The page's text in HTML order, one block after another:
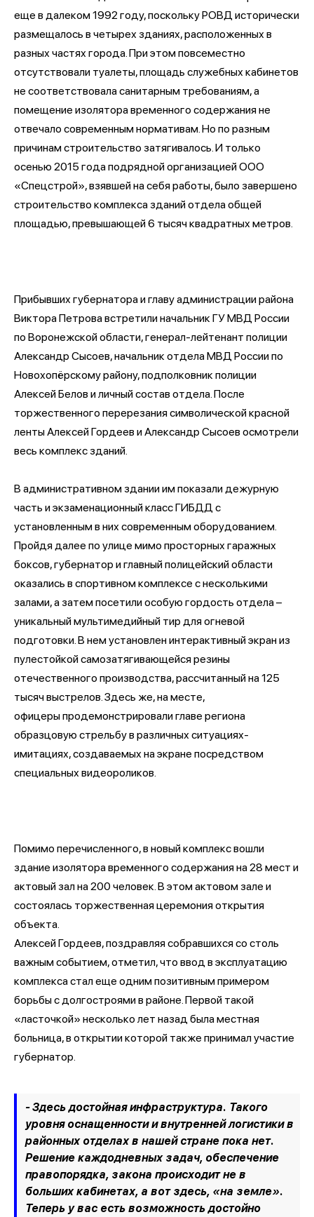
еще в далеком 1992 году, поскольку РОВД исторически
размещалось в четырех зданиях, расположенных в
разных частях города. При этом повсеместно
отсутствовали туалеты, площадь служебных кабинетов
не соответствовала санитарным требованиям, а
помещение изолятора временного содержания не
отвечало современным нормативам. Но по разным
причинам строительство затягивалось. И только
осенью 2015 года подрядной организацией ООО
«Спецстрой», взявшей на себя работы, было завершено
строительство комплекса зданий отдела общей
площадью, превышающей 6 тысяч квадратных метров.
Прибывших губернатора и главу администрации района
Виктора Петрова встретили начальник ГУ МВД России
по Воронежской области, генерал-лейтенант полиции
Александр Сысоев, начальник отдела МВД России по
Новохопёрскому району, подполковник полиции
Алексей Белов и личный состав отдела. После
торжественного перерезания символической красной
ленты Алексей Гордеев и Александр Сысоев осмотрели
весь комплекс зданий.
В административном здании им показали дежурную
часть и экзаменационный класс ГИБДД с
установленным в них современным оборудованием.
Пройдя далее по улице мимо просторных гаражных
боксов, губернатор и главный полицейский области
оказались в спортивном комплексе с несколькими
залами, а затем посетили особую гордость отдела –
уникальный мультимедийный тир для огневой
подготовки. В нем установлен интерактивный экран из
пулестойкой самозатягивающейся резины
отечественного производства, рассчитанный на 125
тысяч выстрелов. Здесь же, на месте,
офицеры продемонстрировали главе региона
образцовую стрельбу в различных ситуациях-
имитациях, создаваемых на экране посредством
специальных видеороликов.
Помимо перечисленного, в новый комплекс вошли
здание изолятора временного содержания на 28 мест и
актовый зал на 200 человек. В этом актовом зале и
состоялась торжественная церемония открытия
объекта.
Алексей Гордеев, поздравляя собравшихся со столь
важным событием, отметил, что ввод в эксплуатацию
комплекса стал еще одним позитивным примером
борьбы с долгостроями в районе. Первой такой
«ласточкой» несколько лет назад была местная
больница, в открытии которой также принимал участие
губернатор.
- Здесь достойная инфраструктура. Такого
уровня оснащенности и внутренней логистики в
районных отделах в нашей стране пока нет.
Решение каждодневных задач, обеспечение
правопорядка, закона происходит не в
больших кабинетах, а вот здесь, «на земле».
Теперь у вас есть возможность достойно